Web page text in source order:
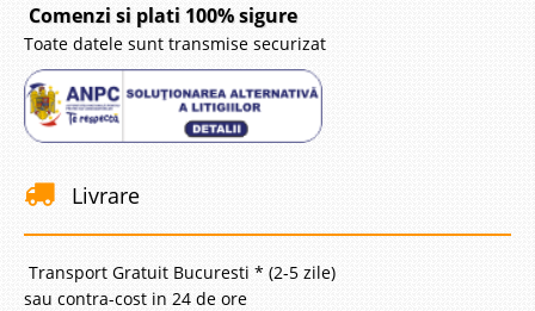
Comenzi si plati 100% sigure
Toate datele sunt transmise securizat
Livrare
Transport Gratuit Bucuresti * (2-5 zile)
sau contra-cost in 24 de ore